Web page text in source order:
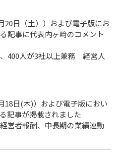
20日（土））および電子版にお
記事に代表内ヶ﨑のコメント
400⼈が3社以上兼務 経営⼈
18日(木)）および電子版におい
記事が掲載されました
営者報酬、中長期の業績連動